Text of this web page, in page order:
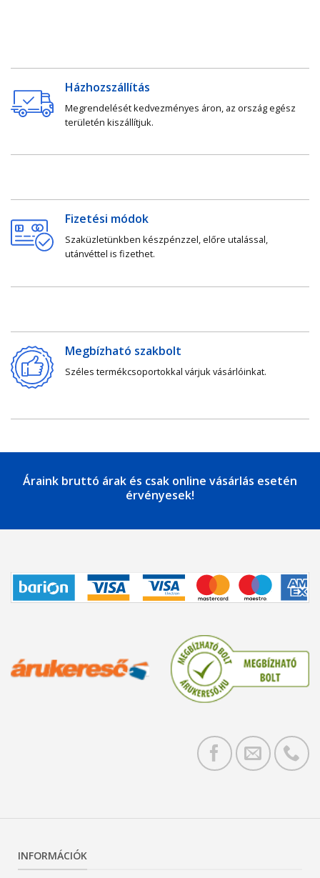
Házhozszállítás
Megrendelését kedvezményes áron, az ország egész
területén kiszállítjuk.
Fizetési módok
Szaküzletünkben készpénzzel, előre utalással,
utánvéttel is fizethet.
Megbízható szakbolt
Széles termékcsoportokkal várjuk vásárlóinkat.
Áraink bruttó árak és csak online vásárlás esetén
érvényesek!
INFORMÁCIÓK